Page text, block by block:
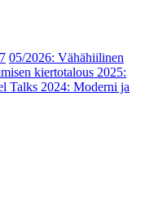
05/2026: Vähähiilinen
kiertotalous 2025:
Talks 2024: Moderni ja